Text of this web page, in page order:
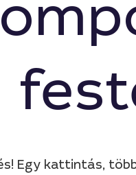
Egy kattintás,